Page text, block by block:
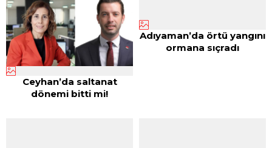
Ceyhan’da saltanat
dönemi bitti mi!
Adıyaman’da örtü yangını
ormana sıçradı